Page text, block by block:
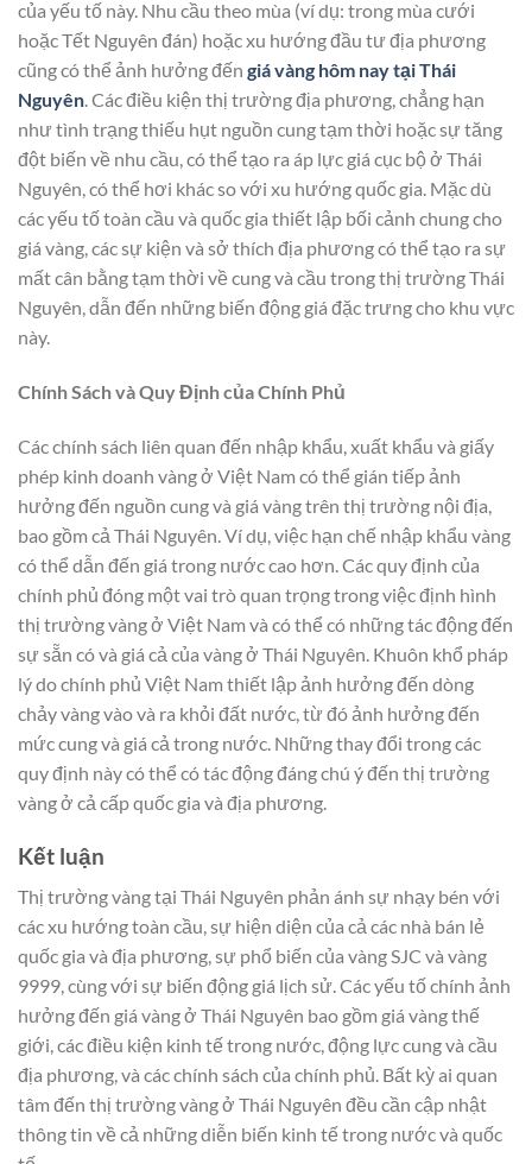
của yếu tố này. Nhu cầu theo mùa (ví dụ: trong mùa cưới
hoặc Tết Nguyên đán) hoặc xu hướng đầu tư địa phương
cũng có thể ảnh hưởng đến giá vàng hôm nay tại Thái
Nguyên. Các điều kiện thị trường địa phương, chẳng hạn
như tình trạng thiếu hụt nguồn cung tạm thời hoặc sự tăng
đột biến về nhu cầu, có thể tạo ra áp lực giá cục bộ ở Thái
Nguyên, có thể hơi khác so với xu hướng quốc gia. Mặc dù
các yếu tố toàn cầu và quốc gia thiết lập bối cảnh chung cho
giá vàng, các sự kiện và sở thích địa phương có thể tạo ra sự
mất cân bằng tạm thời về cung và cầu trong thị trường Thái
Nguyên, dẫn đến những biến động giá đặc trưng cho khu vực
này.
Chính Sách và Quy Định của Chính Phủ
Các chính sách liên quan đến nhập khẩu, xuất khẩu và giấy
phép kinh doanh vàng ở Việt Nam có thể gián tiếp ảnh
hưởng đến nguồn cung và giá vàng trên thị trường nội địa,
bao gồm cả Thái Nguyên. Ví dụ, việc hạn chế nhập khẩu vàng
có thể dẫn đến giá trong nước cao hơn. Các quy định của
chính phủ đóng một vai trò quan trọng trong việc định hình
thị trường vàng ở Việt Nam và có thể có những tác động đến
sự sẵn có và giá cả của vàng ở Thái Nguyên. Khuôn khổ pháp
lý do chính phủ Việt Nam thiết lập ảnh hưởng đến dòng
chảy vàng vào và ra khỏi đất nước, từ đó ảnh hưởng đến
mức cung và giá cả trong nước. Những thay đổi trong các
quy định này có thể có tác động đáng chú ý đến thị trường
vàng ở cả cấp quốc gia và địa phương.
Kết luận
Thị trường vàng tại Thái Nguyên phản ánh sự nhạy bén với
các xu hướng toàn cầu, sự hiện diện của cả các nhà bán lẻ
quốc gia và địa phương, sự phổ biến của vàng SJC và vàng
9999, cùng với sự biến động giá lịch sử. Các yếu tố chính ảnh
hưởng đến giá vàng ở Thái Nguyên bao gồm giá vàng thế
giới, các điều kiện kinh tế trong nước, động lực cung và cầu
địa phương, và các chính sách của chính phủ. Bất kỳ ai quan
tâm đến thị trường vàng ở Thái Nguyên đều cần cập nhật
thông tin về cả những diễn biến kinh tế trong nước và quốc